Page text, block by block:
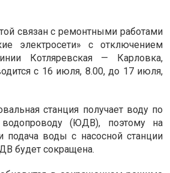
связан с ремонтными работами
электросети» с отключением
Котляревская — Карловка,
с 16 июля, 8.00, до 17 июля,
станция получает воду по
(ЮДВ), поэтому на
подача воды с насосной станции
будет сокращена.